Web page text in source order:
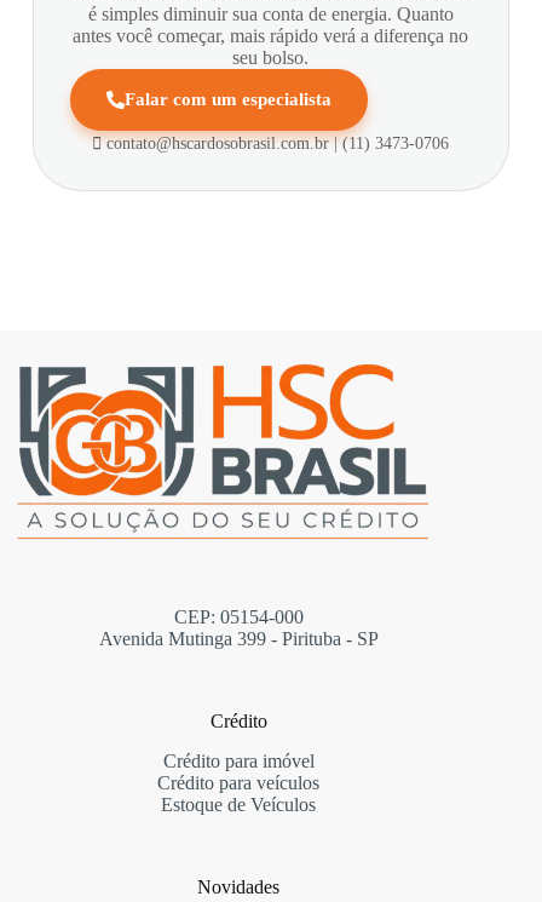
é simples diminuir sua conta de energia. Quanto
antes você começar, mais rápido verá a diferença no
seu bolso.
Falar com um especialista
contato@hscardosobrasil.com.br |(11) 3473-0706
CEP: 05154-000
Avenida Mutinga 399 - Pirituba - SP
Crédito
Crédito para imóvel
Crédito para veículos
Estoque de Veículos
Novidades